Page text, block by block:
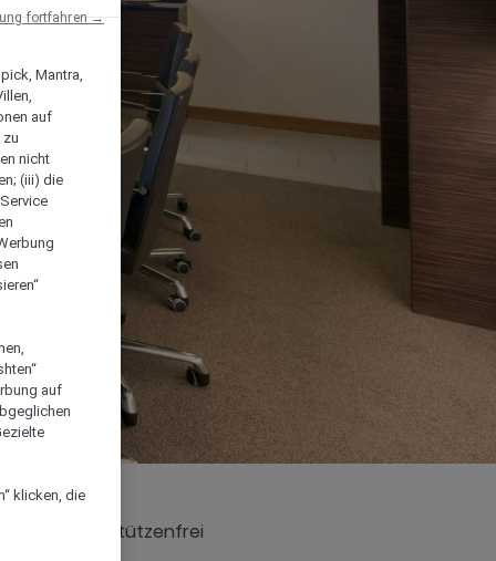
Stützenfrei
Mantra,
auf
zu
nicht
(iii) die
auf
klicken, die
fortfahren →